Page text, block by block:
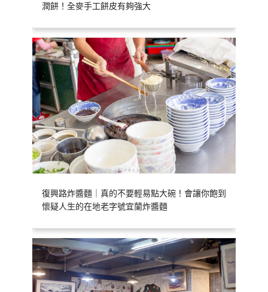
潤餅！全麥手工餅皮有夠強大
復興路炸醬麵｜真的不要輕易點大碗！會讓你飽到
懷疑人生的在地老字號宜蘭炸醬麵